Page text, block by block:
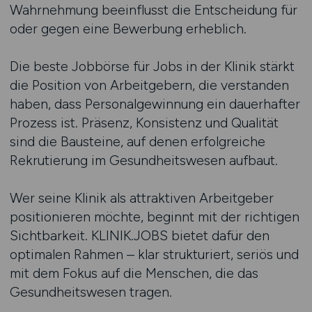
Wahrnehmung beeinflusst die Entscheidung für
oder gegen eine Bewerbung erheblich.
Die beste Jobbörse für Jobs in der Klinik stärkt
die Position von Arbeitgebern, die verstanden
haben, dass Personalgewinnung ein dauerhafter
Prozess ist. Präsenz, Konsistenz und Qualität
sind die Bausteine, auf denen erfolgreiche
Rekrutierung im Gesundheitswesen aufbaut.
Wer seine Klinik als attraktiven Arbeitgeber
positionieren möchte, beginnt mit der richtigen
Sichtbarkeit. KLINIK.JOBS bietet dafür den
optimalen Rahmen – klar strukturiert, seriös und
mit dem Fokus auf die Menschen, die das
Gesundheitswesen tragen.